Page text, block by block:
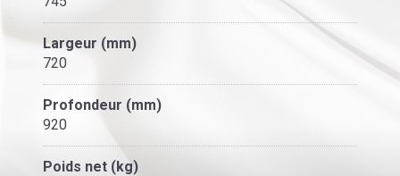
Largeur (mm)
720
Profondeur (mm)
920
Poids net (kg)